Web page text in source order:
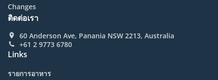
Changes
ติดต่อเรา
60 Anderson Ave, Panania NSW 2213, Australia
+61 2 9773 6780
Links
รายการอาหาร